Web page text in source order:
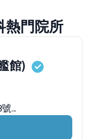
熱門院所
館)
...